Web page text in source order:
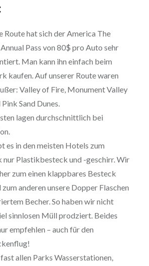
Route hat sich der America The
Pass von 80$ pro Auto sehr
Man kann ihn einfach beim
kaufen. Auf unserer Route waren
Valley of Fire, Monument Valley
Sand Dunes.
lagen durchschnittlich bei
es in den meisten Hotels zum
nur Plastikbesteck und -geschirr. Wir
zum einen klappbares Besteck
anderen unsere Dopper Flaschen
Becher. So haben wir nicht
sinnlosen Müll prodziert. Beides
empfehlen – auch für den
allen Parks Wasserstationen,